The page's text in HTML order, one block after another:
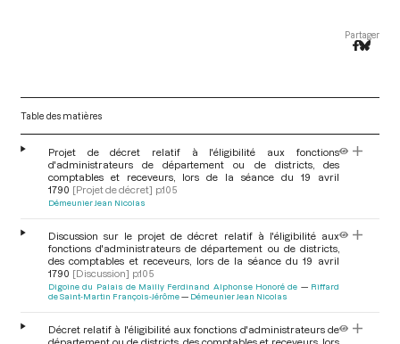
Partager
Table des matières
Projet de décret relatif à l'éligibilité aux fonctions
d'administrateurs de département ou de districts, des
comptables et receveurs, lors de la séance du 19 avril
1790 [Projet de décret] p.105
Démeunier Jean Nicolas
Discussion sur le projet de décret relatif à l'éligibilité aux
fonctions d'administrateurs de département ou de districts,
des comptables et receveurs, lors de la séance du 19 avril
1790 [Discussion] p.105
Digoine du Palais de Mailly Ferdinand Alphonse Honoré de
Riffard
de Saint-Martin François-Jérôme
Démeunier Jean Nicolas
Décret relatif à l'éligibilité aux fonctions d'administrateurs de
département ou de districts, des comptables et receveurs, lors